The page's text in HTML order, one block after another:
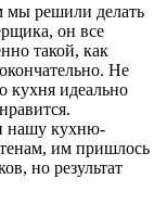
мы решили делать
он все
такой, как
Не
кухня идеально
нашу кухню-
им пришлось
но результат